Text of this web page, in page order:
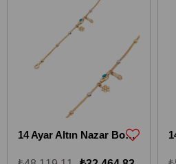
14 Ayar Altın Nazar Boncuklu İtalyan Tasarım Bileklik